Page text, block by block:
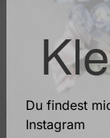
Du findest
Instagram